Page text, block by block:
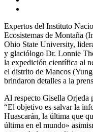
Expertos del Instituto
Ecosistemas de Montaña
Ohio State University,
y glaciólogo Dr. Lonnie
la expedición científica al
el distrito de Mancos
brindaron detalles a la
Al respecto Gisella Orjeda
“El objetivo es salvar la
Huascarán, la última que
última en el mundo»